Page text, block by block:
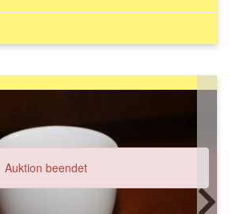
Auktion beendet